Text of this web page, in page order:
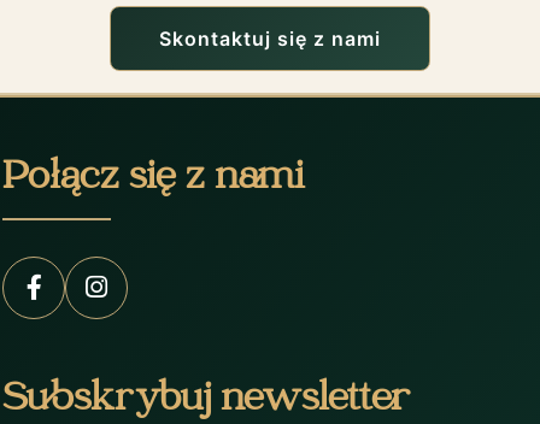
Skontaktuj się z nami
Połącz się z nami
Subskrybuj newsletter